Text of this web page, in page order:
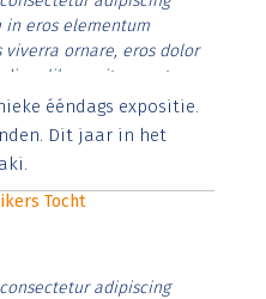
in eros elementum
viverra ornare, eros dolor
libero vitae erat.
cursus id rutrum lorem
tristique posuere.
ééndags expositie.
Dit jaar in het
Tocht
adipiscing